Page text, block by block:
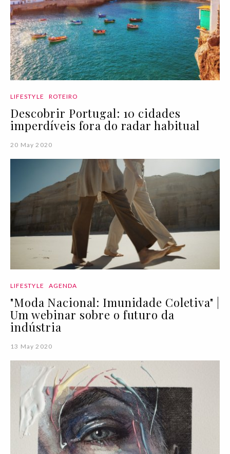
LIFESTYLE ROTEIRO
Descobrir Portugal: 10 cidades
imperdíveis fora do radar habitual
20 May 2020
LIFESTYLE AGENDA
"Moda Nacional: Imunidade Coletiva" |
Um webinar sobre o futuro da
indústria
13 May 2020